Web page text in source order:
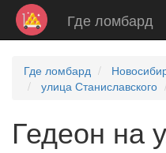
Где ломбард
Где ломбард
улица Станиславского
Гедеон на